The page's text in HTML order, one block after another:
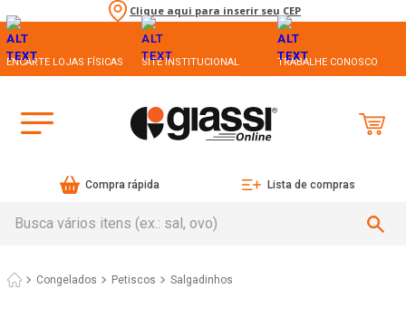
Clique aqui para inserir seu CEP
ENCARTE LOJAS FÍSICAS SITE INSTITUCIONAL TRABALHE CONOSCO
Compra rápida Lista de compras
Congelados Petiscos Salgadinhos